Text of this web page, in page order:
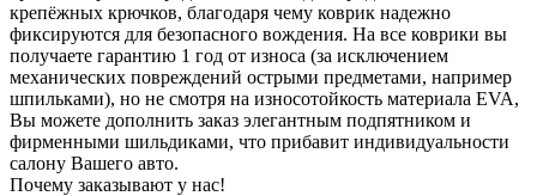
крепёжных крючков, благодаря чему коврик надежно
фиксируются для безопасного вождения. На все коврики вы
получаете гарантию 1 год от износа (за исключением
механических повреждений острыми предметами, например
шпильками), но не смотря на износотойкость материала EVA,
Вы можете дополнить заказ элегантным подпятником и
фирменными шильдиками, что прибавит индивидуальности
салону Вашего авто.
Почему заказывают у нас!